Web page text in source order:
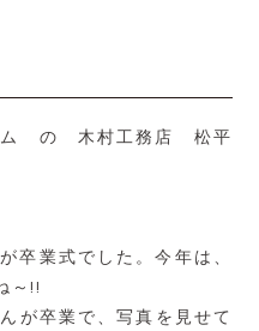
ム の 木村工務店 松平
卒業式でした。今年は、
～!!
が卒業で、写真を見せて